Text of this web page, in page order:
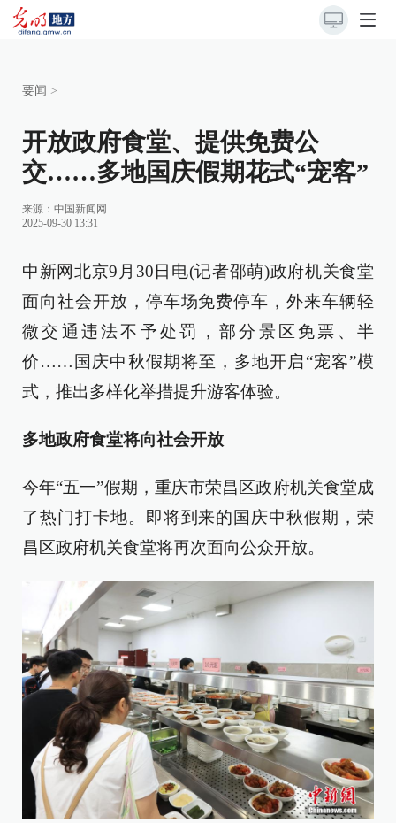
要闻 >
开放政府食堂、提供免费公
交……多地国庆假期花式“宠客”
来源： 中国新闻网
2025-09-30 13:31
中新网北京9月30日电(记者邵萌)政府机关食堂
面向社会开放，停车场免费停车，外来车辆轻
微交通违法不予处罚，部分景区免票、半
价……国庆中秋假期将至，多地开启“宠客”模
式，推出多样化举措提升游客体验。
多地政府食堂将向社会开放
今年“五一”假期，重庆市荣昌区政府机关食堂成
了热门打卡地。即将到来的国庆中秋假期，荣
昌区政府机关食堂将再次面向公众开放。